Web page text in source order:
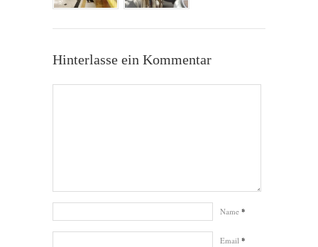
Hinterlasse ein Kommentar
Name *
Email *